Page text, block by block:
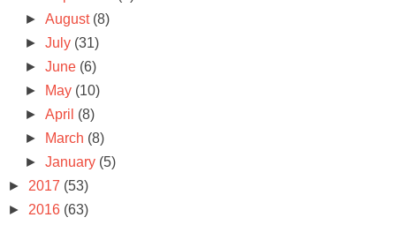
►August (8)
►July (31)
►June (6)
►
May (10)
►April (8)
►
March (8)
►January (5)
► 2017 (53)
► 2016 (63)